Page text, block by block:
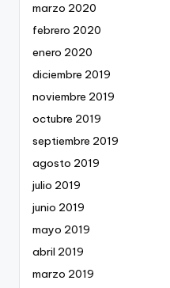
marzo 2020
febrero 2020
enero 2020
diciembre 2019
noviembre 2019
octubre 2019
septiembre 2019
agosto 2019
julio 2019
junio 2019
mayo 2019
abril 2019
marzo 2019